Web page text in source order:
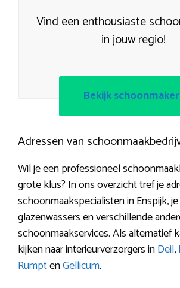
Vind een enthousiaste
in jouw regio!
Bekijk
Adressen van
Wil je een professioneel
grote klus? In ons overzicht tref je
schoonmaakspecialisten in Enspijk,
glazenwassers en verschillende
schoonmaakservices. Als alternatief
kijken naar interieurverzorgers inDeil,
RumptenGellicum.